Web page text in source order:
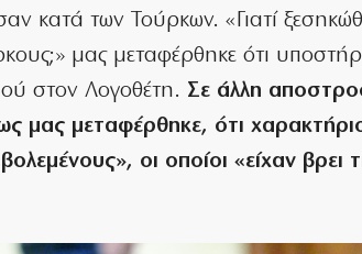
κατά των Τούρκων. «Γιατί
μας μεταφέρθηκε ότι
στον Λογοθέτη. Σε άλλη
μας μεταφέρθηκε, ότι
οι οποίοι «είχαν βρει